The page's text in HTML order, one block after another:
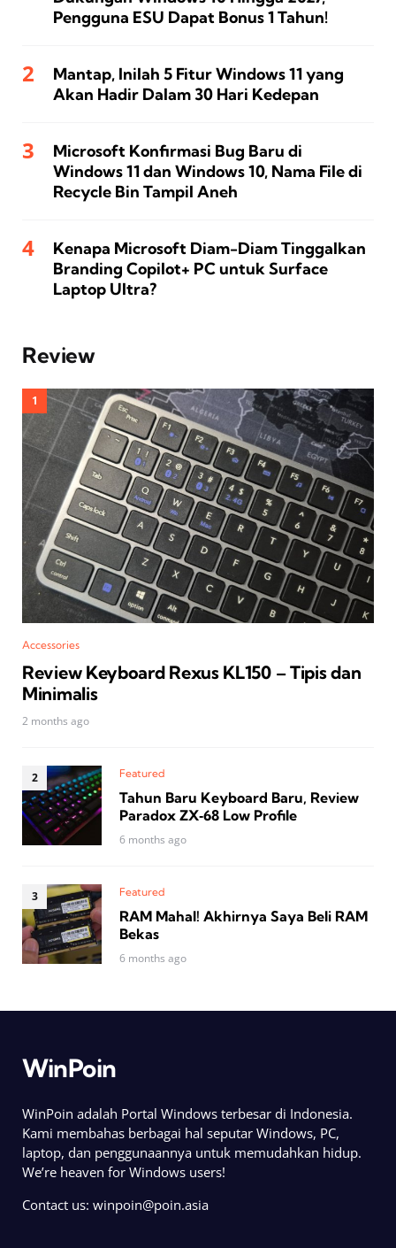
Pengguna ESU Dapat Bonus 1 Tahun!
Mantap, Inilah 5 Fitur Windows 11 yang
Akan Hadir Dalam 30 Hari Kedepan
Microsoft Konfirmasi Bug Baru di
Windows 11 dan Windows 10, Nama File di
Recycle Bin Tampil Aneh
Kenapa Microsoft Diam-Diam Tinggalkan
Branding Copilot+ PC untuk Surface
Laptop Ultra?
Review
Accessories
Review Keyboard Rexus KL150 – Tipis dan
Minimalis
2 months ago
Featured
Tahun Baru Keyboard Baru, Review
Paradox ZX‑68 Low Profile
6 months ago
Featured
RAM Mahal! Akhirnya Saya Beli RAM
Bekas
6 months ago
WinPoin
WinPoin adalah Portal Windows terbesar di Indonesia.
Kami membahas berbagai hal seputar Windows, PC,
laptop, dan penggunaannya untuk memudahkan hidup.
We’re heaven for Windows users!
Contact us: winpoin@poin.asia